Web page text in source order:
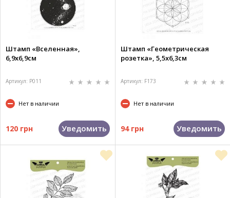
Штамп «Вселенная»,
6,9х6,9см
Артикул: P011
Нет в наличии
120 грн Уведомить
Штамп «Геометрическая
розетка», 5,5х6,3см
Артикул: F173
Нет в наличии
94 грн Уведомить